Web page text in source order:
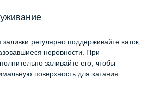
регулярно поддерживайте каток,
неровности. При
заливайте его, чтобы
поверхность для катания.